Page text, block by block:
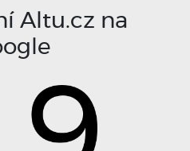
Altu.cz na